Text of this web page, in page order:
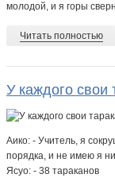
молодой, и я горы
Читать полностью
У каждого свои
Аико: - Учитель, я
порядка, и не имею я
Ясуо: - 38 тараканов